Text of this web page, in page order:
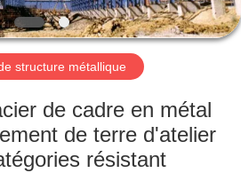
structure métallique
de cadre en métal
de terre d'atelier
résistant